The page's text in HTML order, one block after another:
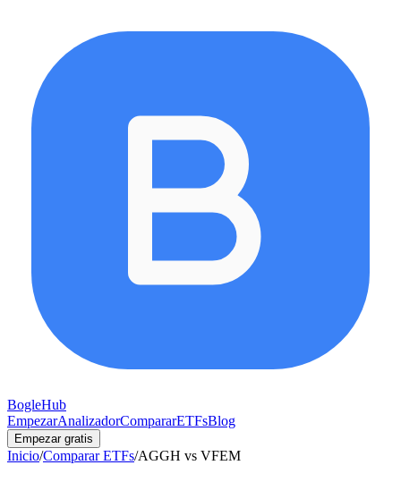
BogleHub
EmpezarAnalizadorCompararETFsBlog
Empezar gratis
Inicio/Comparar ETFs/AGGH vs VFEM